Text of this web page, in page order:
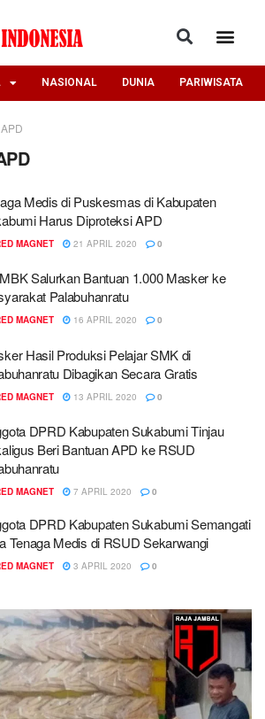
NASIONAL DUNIA PARIWISATA
Medis di Puskesmas di Kabupaten
Harus Diproteksi APD
MAGNET 21 APRIL 2020 0
Salurkan Bantuan 1.000 Masker ke
Palabuhanratu
MAGNET 16 APRIL 2020 0
Hasil Produksi Pelajar SMK di
Dibagikan Secara Gratis
MAGNET 13 APRIL 2020 0
DPRD Kabupaten Sukabumi Tinjau
Beri Bantuan APD ke RSUD
MAGNET 7 APRIL 2020 0
DPRD Kabupaten Sukabumi Semangati
Tenaga Medis di RSUD Sekarwangi
MAGNET 3 APRIL 2020 0